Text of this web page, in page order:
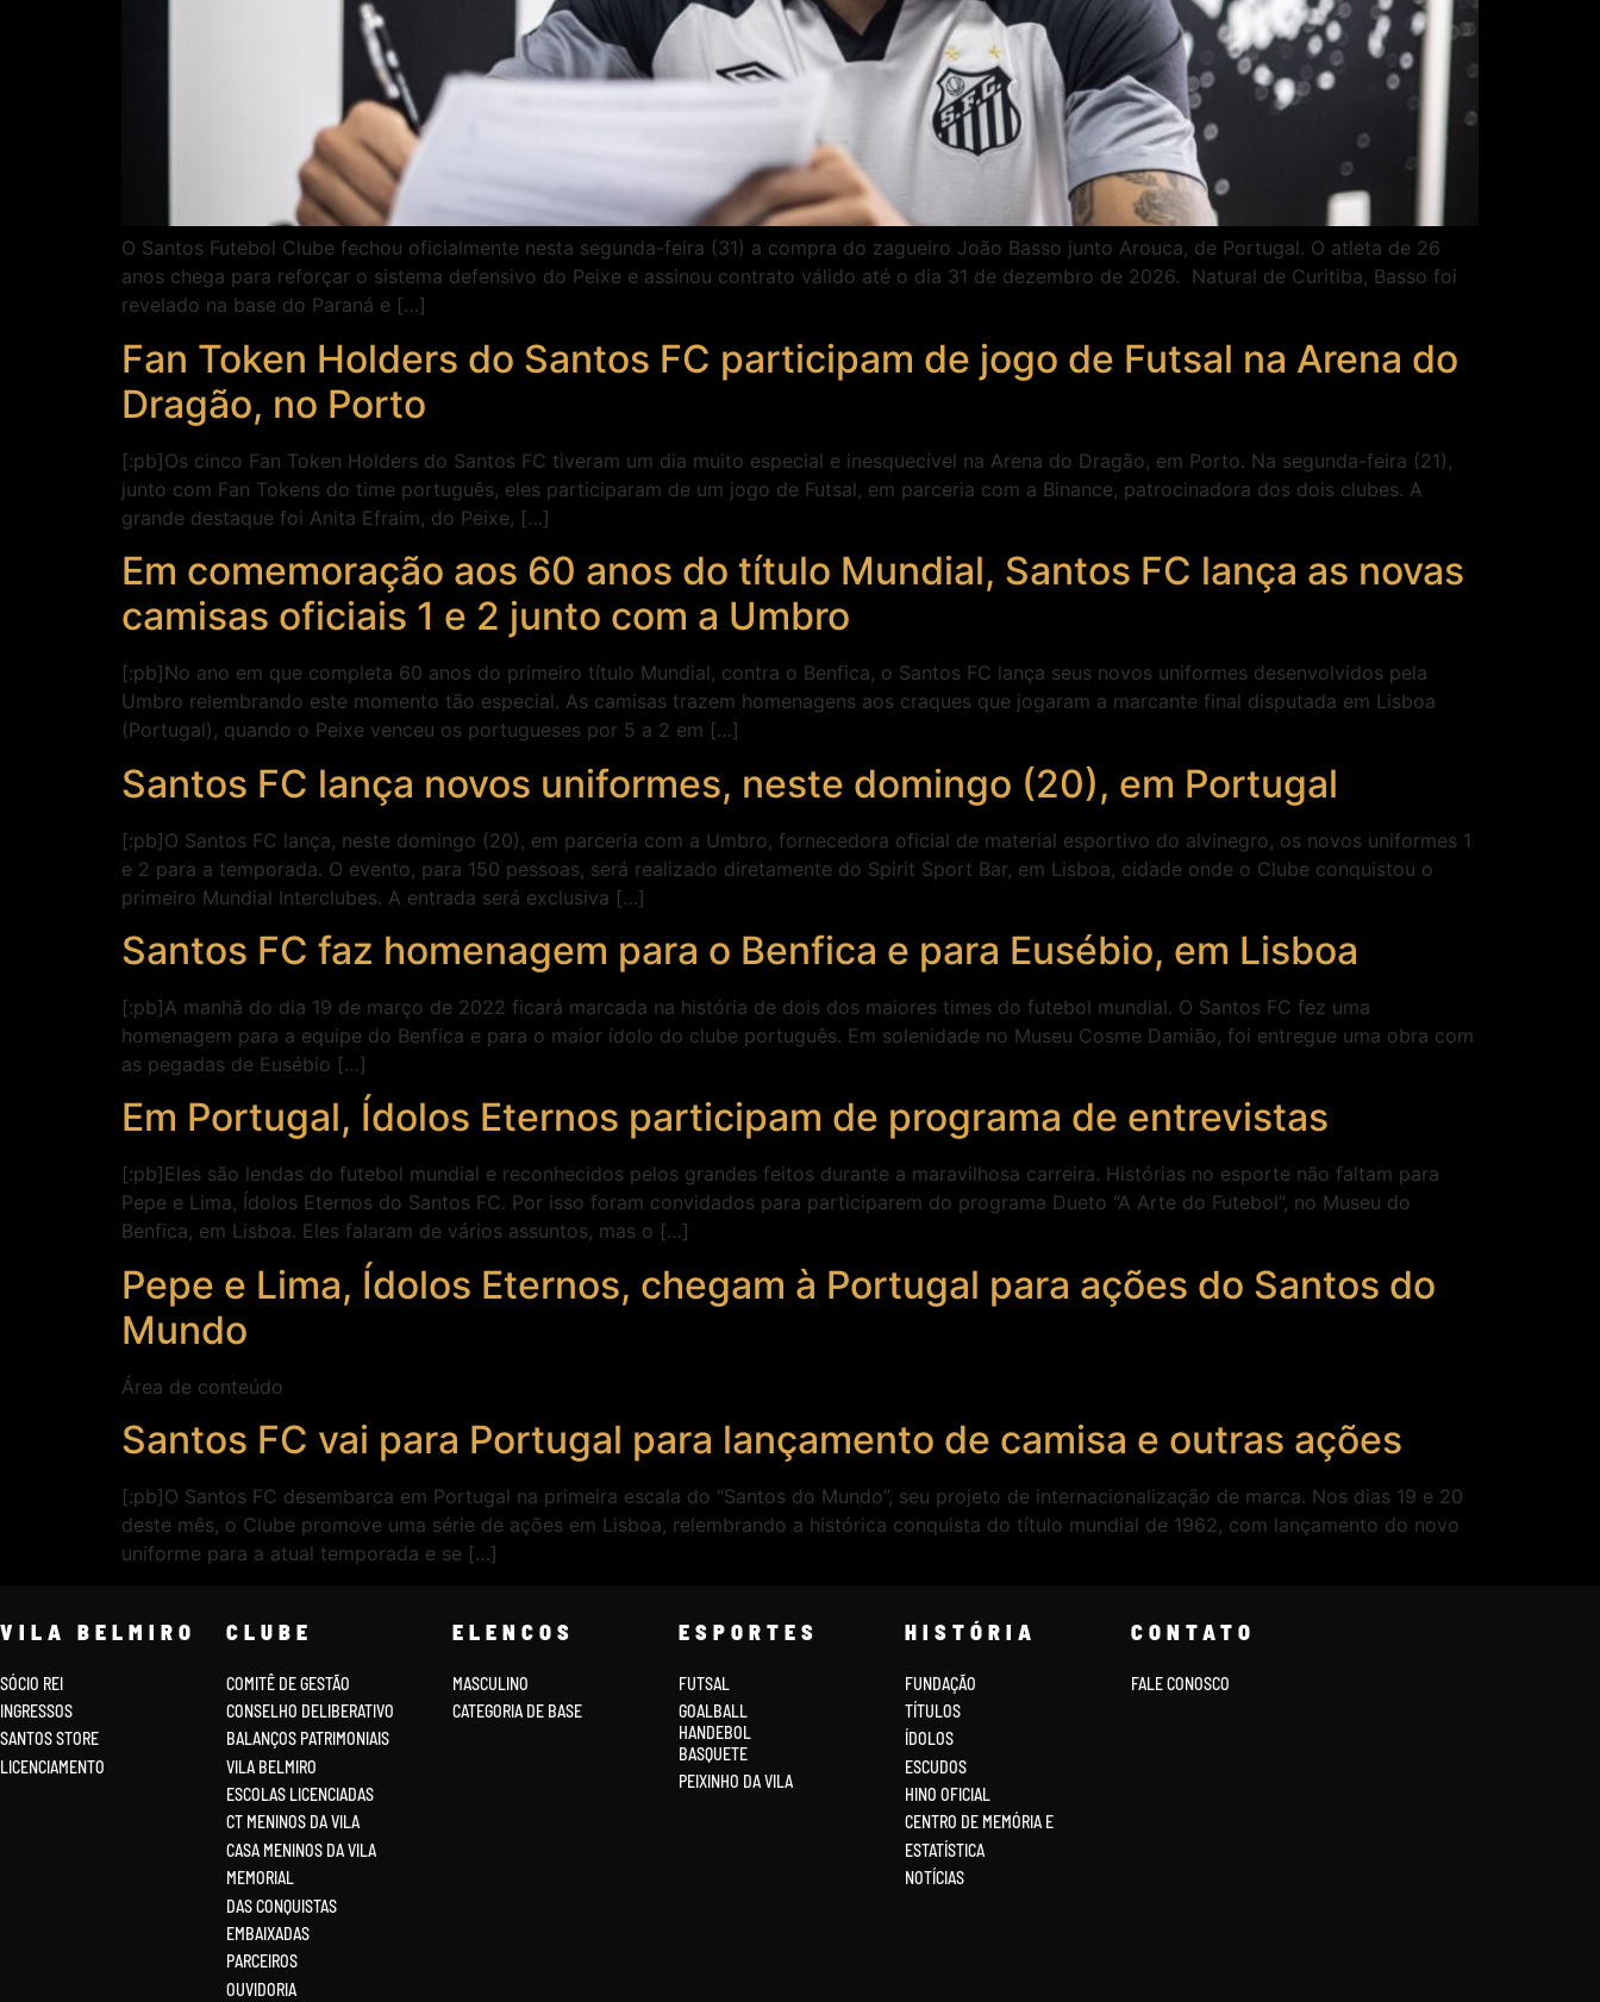
O Santos Futebol Clube fechou oficialmente nesta segunda-feira (31) a compra do zagueiro João Basso junto Arouca, de Portugal. O atleta de 26
anos chega para reforçar o sistema defensivo do Peixe e assinou contrato válido até o dia 31 de dezembro de 2026. Natural de Curitiba, Basso foi
revelado na base do Paraná e […]
Fan Token Holders do Santos FC participam de jogo de Futsal na Arena do
Dragão, no Porto
[:pb]Os cinco Fan Token Holders do Santos FC tiveram um dia muito especial e inesquecível na Arena do Dragão, em Porto. Na segunda-feira (21),
junto com Fan Tokens do time português, eles participaram de um jogo de Futsal, em parceria com a Binance, patrocinadora dos dois clubes. A
grande destaque foi Anita Efraim, do Peixe, […]
Em comemoração aos 60 anos do título Mundial, Santos FC lança as novas
camisas oficiais 1 e 2 junto com a Umbro
[:pb]No ano em que completa 60 anos do primeiro título Mundial, contra o Benfica, o Santos FC lança seus novos uniformes desenvolvidos pela
Umbro relembrando este momento tão especial. As camisas trazem homenagens aos craques que jogaram a marcante final disputada em Lisboa
(Portugal), quando o Peixe venceu os portugueses por 5 a 2 em […]
Santos FC lança novos uniformes, neste domingo (20), em Portugal
[:pb]O Santos FC lança, neste domingo (20), em parceria com a Umbro, fornecedora oficial de material esportivo do alvinegro, os novos uniformes 1
e 2 para a temporada. O evento, para 150 pessoas, será realizado diretamente do Spirit Sport Bar, em Lisboa, cidade onde o Clube conquistou o
primeiro Mundial Interclubes. A entrada será exclusiva […]
Santos FC faz homenagem para o Benfica e para Eusébio, em Lisboa
[:pb]A manhã do dia 19 de março de 2022 ficará marcada na história de dois dos maiores times do futebol mundial. O Santos FC fez uma
homenagem para a equipe do Benfica e para o maior ídolo do clube português. Em solenidade no Museu Cosme Damião, foi entregue uma obra com
as pegadas de Eusébio […]
Em Portugal, Ídolos Eternos participam de programa de entrevistas
[:pb]Eles são lendas do futebol mundial e reconhecidos pelos grandes feitos durante a maravilhosa carreira. Histórias no esporte não faltam para
Pepe e Lima, Ídolos Eternos do Santos FC. Por isso foram convidados para participarem do programa Dueto “A Arte do Futebol”, no Museu do
Benfica, em Lisboa. Eles falaram de vários assuntos, mas o […]
Pepe e Lima, Ídolos Eternos, chegam à Portugal para ações do Santos do
Mundo
Área de conteúdo
Santos FC vai para Portugal para lançamento de camisa e outras ações
[:pb]O Santos FC desembarca em Portugal na primeira escala do “Santos do Mundo”, seu projeto de internacionalização de marca. Nos dias 19 e 20
deste mês, o Clube promove uma série de ações em Lisboa, relembrando a histórica conquista do título mundial de 1962, com lançamento do novo
uniforme para a atual temporada e se […]
VILA BELMIRO
SÓCIO REI
INGRESSOS
SANTOS STORE
LICENCIAMENTO
CLUBE
COMITÊ DE GESTÃO
CONSELHO DELIBERATIVO
BALANÇOS PATRIMONIAIS
VILA BELMIRO
ESCOLAS LICENCIADAS
CT MENINOS DA VILA
CASA MENINOS DA VILA
MEMORIAL
DAS CONQUISTAS
EMBAIXADAS
PARCEIROS
OUVIDORIA
ELENCOS
MASCULINO
CATEGORIA DE BASE
ESPORTES
FUTSAL
GOALBALL
HANDEBOL
BASQUETE
PEIXINHO DA VILA
HISTÓRIA
FUNDAÇÃO
TÍTULOS
ÍDOLOS
ESCUDOS
HINO OFICIAL
CENTRO DE MEMÓRIA E
ESTATÍSTICA
NOTÍCIAS
CONTATO
FALE CONOSCO